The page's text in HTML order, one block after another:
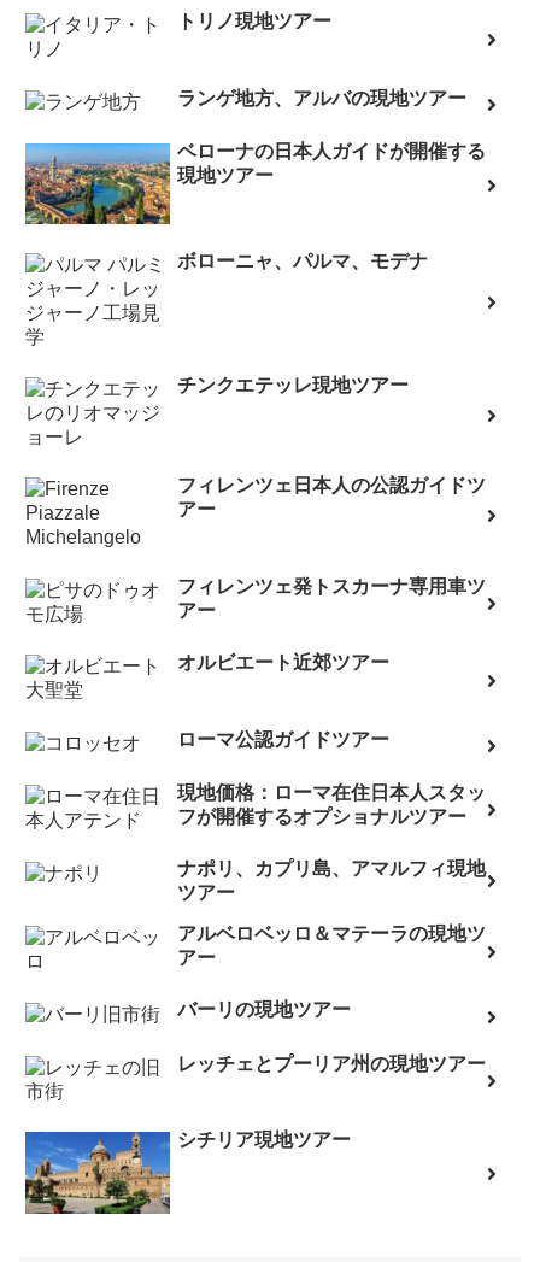
トリノ現地ツアー
ランゲ地方、アルバの現地ツアー
ベローナの日本人ガイドが開催する
現地ツアー
ボローニャ、パルマ、モデナ
チンクエテッレ現地ツアー
フィレンツェ日本人の公認ガイドツ
アー
フィレンツェ発トスカーナ専用車ツ
アー
オルビエート近郊ツアー
ローマ公認ガイドツアー
現地価格：ローマ在住日本人スタッ
フが開催するオプショナルツアー
ナポリ、カプリ島、アマルフィ現地
ツアー
アルベロベッロ＆マテーラの現地ツ
アー
バーリの現地ツアー
レッチェとプーリア州の現地ツアー
シチリア現地ツアー